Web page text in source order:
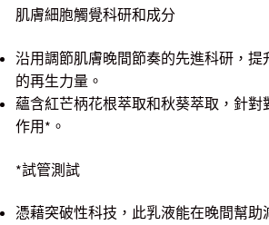
肌膚細胞觸覺科研和成分
沿用調節肌膚晚間節奏的先進科研，
的再生力量。
蘊含紅芒柄花根萃取和秋葵萃取，針
作用*。
*試管測試
憑藉突破性科技，此乳液能在晚間幫